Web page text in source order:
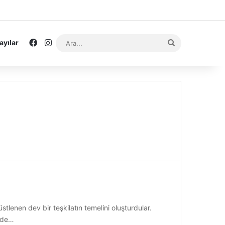
Facebook
Instagram
dev bir teşkilatın temelini oluşturdular.